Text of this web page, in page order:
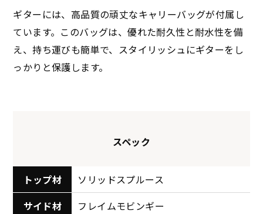
ギターには、高品質の頑丈なキャリーバッグが付属し
ています。このバッグは、優れた耐久性と耐水性を備
え、持ち運びも簡単で、スタイリッシュにギターをし
っかりと保護します。
スペック
トップ材
ソリッドスプルース
サイド材
フレイムモビンギー